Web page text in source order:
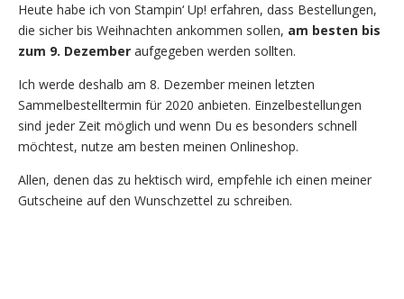
Heute habe ich von Stampin‘ Up! erfahren, dass Bestellungen,
die sicher bis Weihnachten ankommen sollen, am besten bis
zum 9. Dezember aufgegeben werden sollten.
Ich werde deshalb am 8. Dezember meinen letzten
Sammelbestelltermin für 2020 anbieten. Einzelbestellungen
sind jeder Zeit möglich und wenn Du es besonders schnell
möchtest, nutze am besten meinen Onlineshop.
Allen, denen das zu hektisch wird, empfehle ich einen meiner
Gutscheine auf den Wunschzettel zu schreiben.